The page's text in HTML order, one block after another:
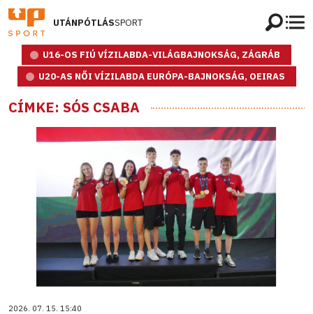
UTÁNPÓTLÁSSPORT
U16-OS FIÚ VÍZILABDA-VILÁGBAJNOKSÁG, ZÁGRÁB
U20-AS NŐI VÍZILABDA EURÓPA-BAJNOKSÁG, OEIRAS
CÍMKE: SÓS CSABA
2026. 07. 15. 15:40